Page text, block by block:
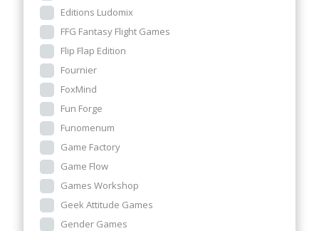
Editions Ludomix
FFG Fantasy Flight Games
Flip Flap Edition
Fournier
FoxMind
Fun Forge
Funomenum
Game Factory
Game Flow
Games Workshop
Geek Attitude Games
Gender Games